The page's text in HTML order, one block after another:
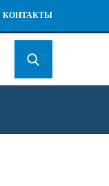
КОНТАКТЫ